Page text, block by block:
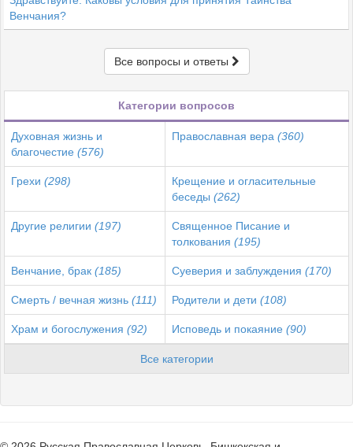
Венчания?
Все вопросы и ответы
Категории вопросов
Духовная жизнь и
благочестие (576)
Православная вера (360)
Грехи (298)
Крещение и огласительные
беседы (262)
Другие религии (197)
Священное Писание и
толкования (195)
Венчание, брак (185) Суеверия и заблуждения (170)
Смерть / вечная жизнь (111) Родители и дети (108)
Храм и богослужения (92) Исповедь и покаяние (90)
Все категории